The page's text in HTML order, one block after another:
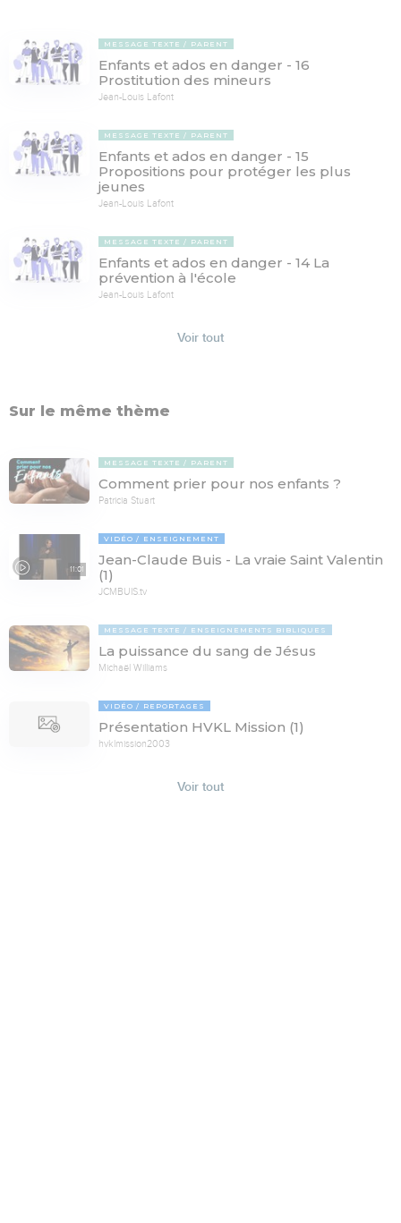
MESSAGE TEXTE PARENT
Enfants et ados en danger - 16
Prostitution des mineurs
Jean-Louis Lafont
MESSAGE TEXTE PARENT
Enfants et ados en danger - 15
Propositions pour protéger les plus
jeunes
Jean-Louis Lafont
MESSAGE TEXTE PARENT
Enfants et ados en danger - 14 La
prévention à l'école
Jean-Louis Lafont
Voir tout
Sur le même thème
MESSAGE TEXTE PARENT
Comment prier pour nos enfants ?
Patricia Stuart
11:01
VIDÉO ENSEIGNEMENT
Jean-Claude Buis - La vraie Saint Valentin
(1)
JCMBUIS.tv
MESSAGE TEXTE ENSEIGNEMENTS BIBLIQUES
La puissance du sang de Jésus
Michaël Williams
VIDÉO REPORTAGES
Présentation HVKL Mission (1)
hvklmission2003
Voir tout